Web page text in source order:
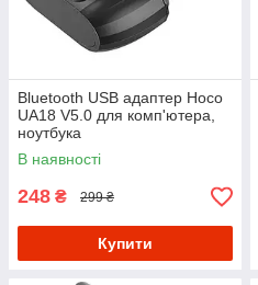
Bluetooth USB адаптер Hoco
UA18 V5.0 для комп'ютера,
ноутбука
В наявності
248 ₴ 299 ₴
Купити